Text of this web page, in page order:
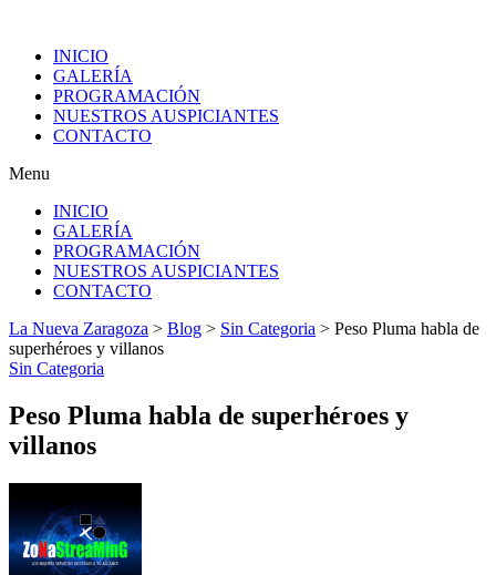
INICIO
GALERÍA
PROGRAMACIÓN
NUESTROS AUSPICIANTES
CONTACTO
Menu
INICIO
GALERÍA
PROGRAMACIÓN
NUESTROS AUSPICIANTES
CONTACTO
La Nueva Zaragoza > Blog > Sin Categoria > Peso Pluma habla de
superhéroes y villanos
Sin Categoria
Peso Pluma habla de superhéroes y
villanos